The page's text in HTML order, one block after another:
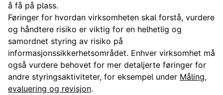
å få på plass.
Føringer for hvordan virksomheten skal forstå, vurdere
og håndtere risiko er viktig for en helhetlig og
samordnet styring av risiko på
informasjonssikkerhetsområdet. Enhver virksomhet må
også vurdere behovet for mer detaljerte føringer for
andre styringsaktiviteter, for eksempel under Måling,
evaluering og revisjon.